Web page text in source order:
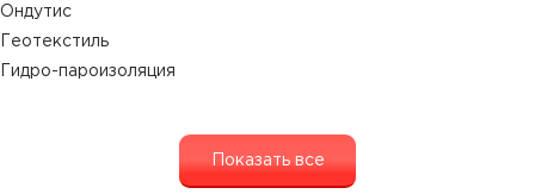
Ондутис
Геотекстиль
Гидро-пароизоляция
Показать все